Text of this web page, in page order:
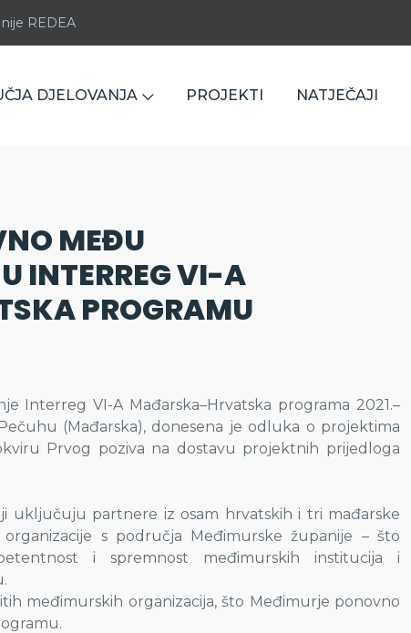
REDEA
DJELOVANJA PROJEKTI NATJEČAJI
MEĐU
INTERREG VI-A
PROGRAMU
Interreg VI-A Mađarska–Hrvatska programa 2021.–
(Mađarska), donesena je odluka o projektima
Prvog poziva na dostavu projektnih prijedloga
uključuju partnere iz osam hrvatskih i tri mađarske
s područja Međimurske županije – što
i spremnost međimurskih institucija i
međimurskih organizacija, što Međimurje ponovno